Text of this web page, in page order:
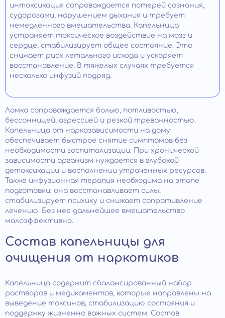
интоксикация сопровождается потерей сознания,
судорогами, нарушением дыхания и требует
немедленного вмешательства. Капельница
устраняет токсическое воздействие на мозг и
сердце, стабилизирует общее состояние. Это
снижает риск летального исхода и ускоряет
восстановление. В тяжелых случаях требуется
несколько инфузий подряд.
Ломка сопровождается болью, потливостью,
бессонницей, агрессией и резкой тревожностью.
Капельница от наркозависимости на дому
обеспечивает быстрое снятие симптомов без
необходимости госпитализации. При хронической
зависимости организм нуждается в глубокой
детоксикации и восполнении утраченных ресурсов.
Также инфузионная терапия необходима на этапе
подготовки: она восстанавливает силы,
стабилизирует психику и снижает сопротивление
лечению. Без нее дальнейшее вмешательство
малоэффективно.
Состав капельницы для
очищения от наркотиков
Капельница содержит сбалансированный набор
растворов и медикаментов, которые направлены на
выведение токсинов, стабилизацию состояния и
поддержку жизненно важных систем. Состав